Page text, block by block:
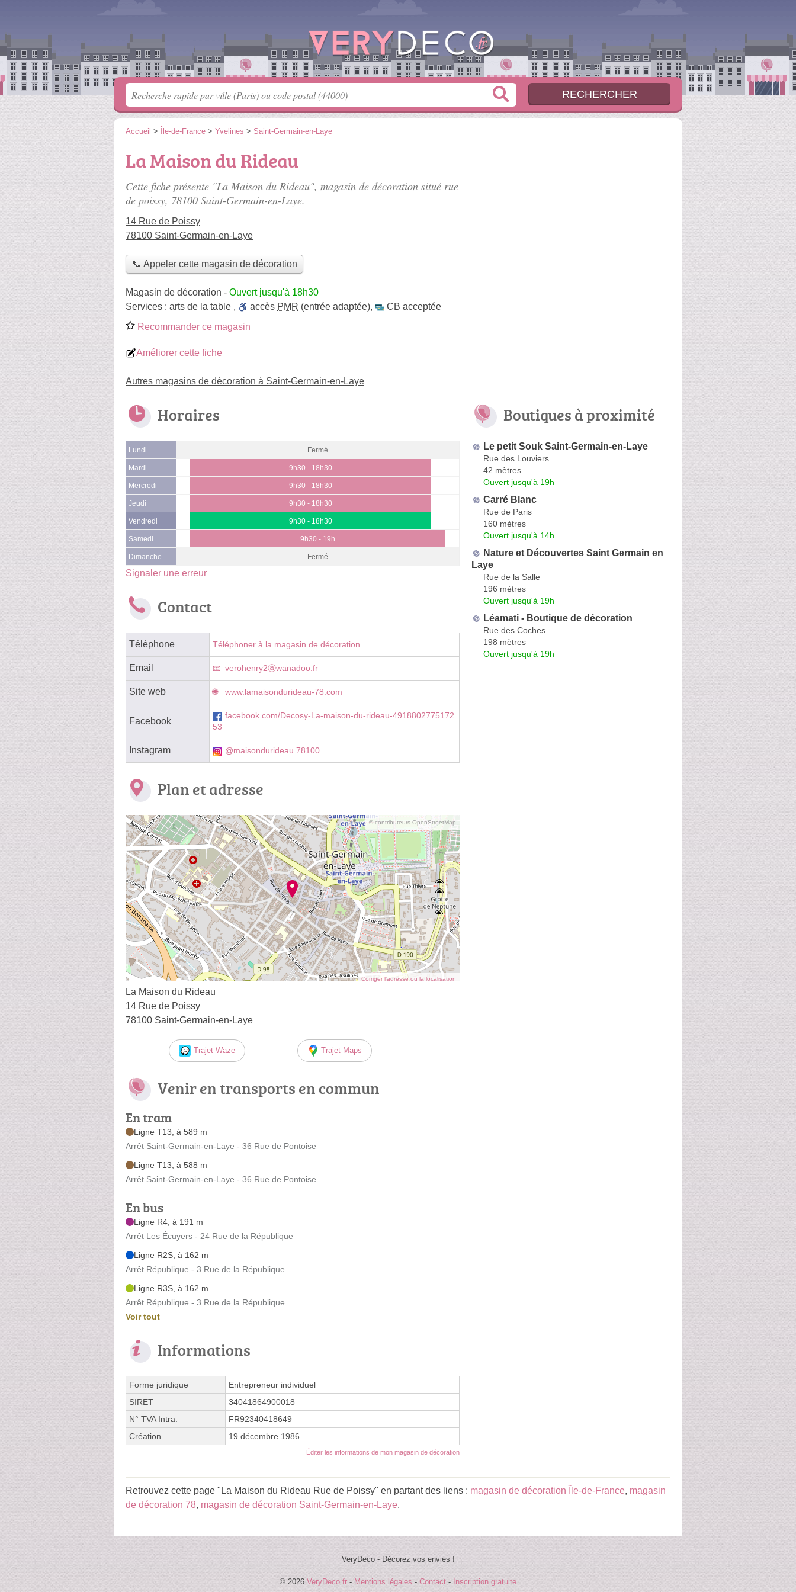
Accueil > Île-de-France > Yvelines > Saint-Germain-en-Laye
La Maison du Rideau
Cette fiche présente "La Maison du Rideau", magasin de décoration situé rue
de poissy, 78100 Saint-Germain-en-Laye.
14 Rue de Poissy
78100 Saint-Germain-en-Laye
📞 Appeler cette magasin de décoration
Magasin de décoration - Ouvert jusqu'à 18h30
Services : arts de la table , accès PMR (entrée adaptée),
CB acceptée
Recommander ce magasin
Améliorer cette fiche
Autres magasins de décoration à Saint-Germain-en-Laye
Horaires
Lundi Fermé
Mardi 9h30 - 18h30
Mercredi 9h30 - 18h30
Jeudi 9h30 - 18h30
Vendredi 9h30 - 18h30
Samedi 9h30 - 19h
Dimanche Fermé
Signaler une erreur
Contact
Téléphone Téléphoner à la magasin de décoration
Email verohenry2ⓐwanadoo.fr
Site web www.lamaisondurideau-78.com
Facebook
facebook.com/Decosy-La-maison-du-rideau-4918802775172
53
Instagram @maisondurideau.78100
Plan et adresse
© contributeurs OpenStreetMap
Corriger l’adresse ou la localisation
La Maison du Rideau
14 Rue de Poissy
78100 Saint-Germain-en-Laye
Trajet Waze Trajet Maps
Venir en transports en commun
En tram
Ligne T13, à 589 m
Arrêt Saint-Germain-en-Laye - 36 Rue de Pontoise
Ligne T13, à 588 m
Arrêt Saint-Germain-en-Laye - 36 Rue de Pontoise
En bus
Ligne R4, à 191 m
Arrêt Les Écuyers - 24 Rue de la République
Ligne R2S, à 162 m
Arrêt République - 3 Rue de la République
Ligne R3S, à 162 m
Arrêt République - 3 Rue de la République
Voir tout
Informations
Forme juridique
Entrepreneur individuel
SIRET
34041864900018
N° TVA Intra.
FR92340418649
Création
19 décembre 1986
Éditer les informations de mon magasin de décoration
Boutiques à proximité
Le petit Souk Saint-Germain-en-Laye
Rue des Louviers
42 mètres
Ouvert jusqu'à 19h
Carré Blanc
Rue de Paris
160 mètres
Ouvert jusqu'à 14h
Nature et Découvertes Saint Germain en
Laye
Rue de la Salle
196 mètres
Ouvert jusqu'à 19h
Léamati - Boutique de décoration
Rue des Coches
198 mètres
Ouvert jusqu'à 19h
Retrouvez cette page "La Maison du Rideau Rue de Poissy" en partant des liens : magasin de décoration Île-de-France, magasin
de décoration 78, magasin de décoration Saint-Germain-en-Laye.
VeryDeco - Décorez vos envies !
© 2026 VeryDeco.fr - Mentions légales - Contact - Inscription gratuite